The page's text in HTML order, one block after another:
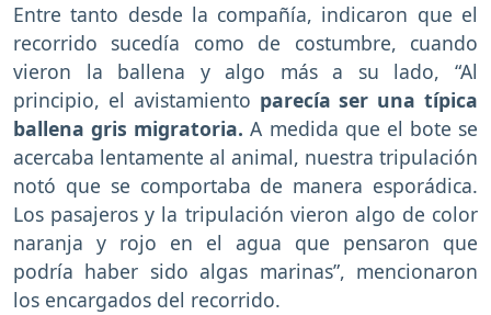
Entre tanto desde la compañía, indicaron que el
recorrido sucedía como de costumbre, cuando
vieron la ballena y algo más a su lado, “Al
principio, el avistamiento parecía ser una típica
ballena gris migratoria. A medida que el bote se
acercaba lentamente al animal, nuestra tripulación
notó que se comportaba de manera esporádica.
Los pasajeros y la tripulación vieron algo de color
naranja y rojo en el agua que pensaron que
podría haber sido algas marinas”, mencionaron
los encargados del recorrido.